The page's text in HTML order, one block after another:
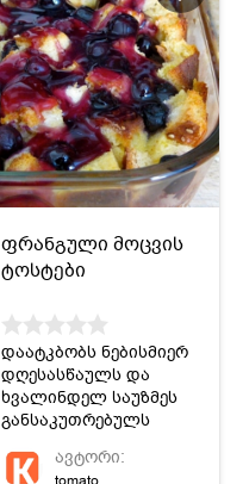
ფრანგული მოცვის
ტოსტები
დაატკბობს ნებისმიერ
დღესასწაულს და
ხვალინდელ საუზმეს
განსაკუთრებულს
ავტორი: